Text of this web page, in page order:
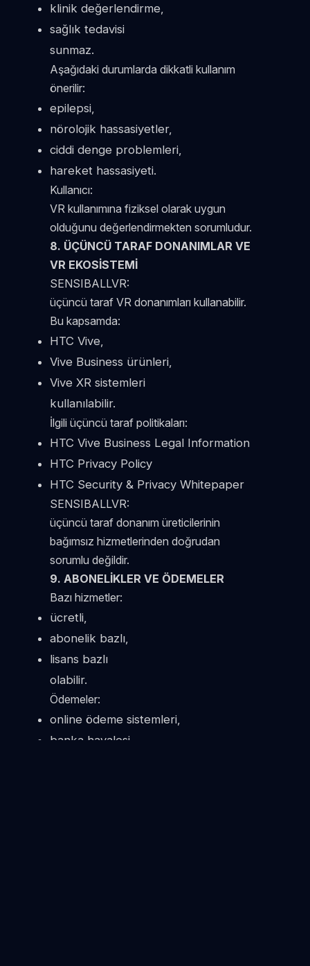
klinik değerlendirme,
sağlık tedavisi
sunmaz.
Aşağıdaki durumlarda dikkatli kullanım
önerilir:
epilepsi,
nörolojik hassasiyetler,
ciddi denge problemleri,
hareket hassasiyeti.
Kullanıcı:
VR kullanımına fiziksel olarak uygun
olduğunu değerlendirmekten sorumludur.
8. ÜÇÜNCÜ TARAF DONANIMLAR VE
VR EKOSİSTEMİ
SENSIBALLVR:
üçüncü taraf VR donanımları kullanabilir.
Bu kapsamda:
HTC Vive,
Vive Business ürünleri,
Vive XR sistemleri
kullanılabilir.
İlgili üçüncü taraf politikaları:
HTC Vive Business Legal Information
HTC Privacy Policy
HTC Security & Privacy Whitepaper
SENSIBALLVR:
üçüncü taraf donanım üreticilerinin
bağımsız hizmetlerinden doğrudan
sorumlu değildir.
9. ABONELİKLER VE ÖDEMELER
Bazı hizmetler:
ücretli,
abonelik bazlı,
lisans bazlı
olabilir.
Ödemeler:
online ödeme sistemleri,
banka havalesi,